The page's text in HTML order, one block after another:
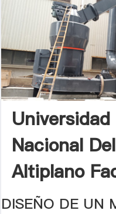
Universidad
Nacional Del
Altiplano
De
DISEÑO DE UN